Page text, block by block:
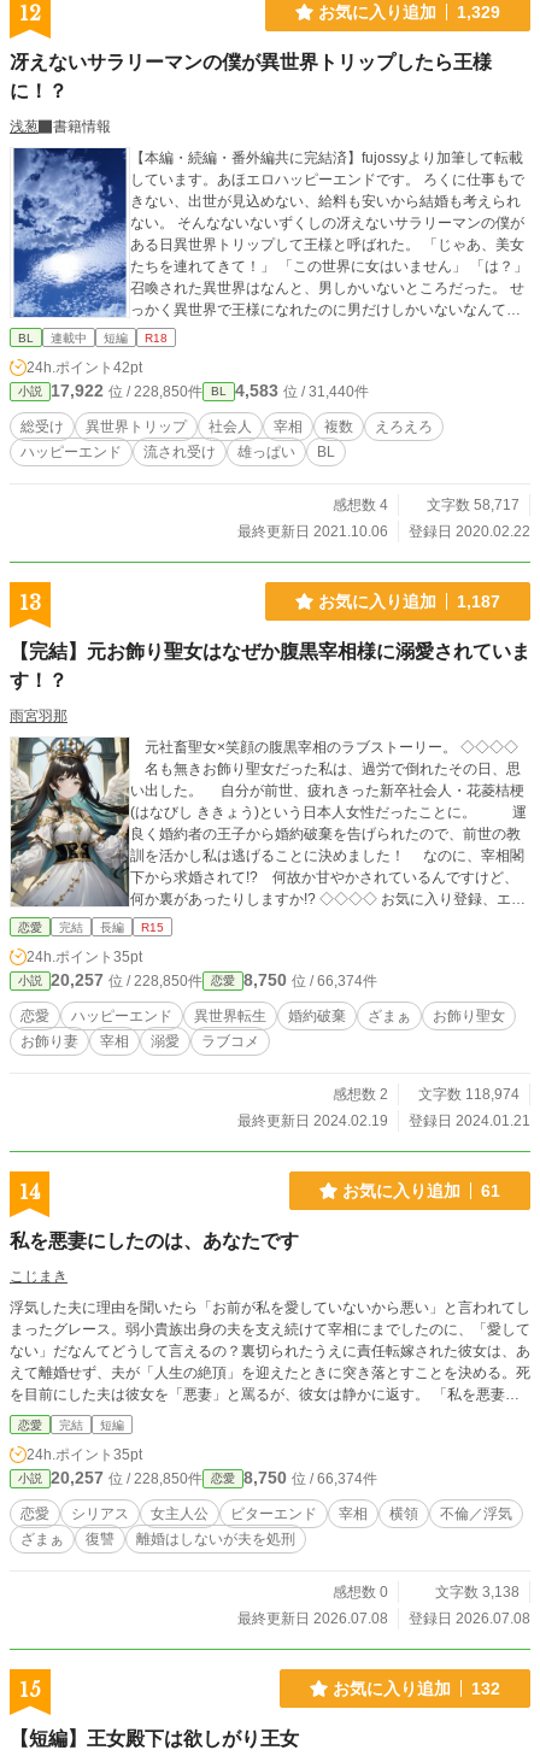
12 お気に入り追加 1,329
冴えないサラリーマンの僕が異世界トリップしたら王様
に！？
浅葱
書籍情報
【本編・続編・番外編共に完結済】fujossyより加筆して転載
しています。あほエロハッピーエンドです。 ろくに仕事もで
きない、出世が見込めない、給料も安いから結婚も考えられ
ない。 そんなないないずくしの冴えないサラリーマンの僕が
ある日異世界トリップして王様と呼ばれた。 「じゃあ、美女
たちを連れてきて！」 「この世界に女はいません」 「は？」
召喚された異世界はなんと、男しかいないところだった。 せ
っかく異世界で王様になれたのに男だけしかいないなんてあ
んまりだ！ しかし30歳すぎても童貞だと知られたら「天使」
主義のラブエロ異世界トリップ。というかもう本当にあほエ
ロです。 （主人公にとって）ハッピーエンドです。 続編以降
はアルファポリス限定です。 おっぱいが出ます。 6/11 天使
さまの生態についてfujossyに設定を載せましたー。「天使さ
まの愛で方」https://fujossy.jp/books/17868
BL 連載中 短編 R18
24h.ポイント 42pt
小説 17,922 位 / 228,850件 BL 4,583 位 / 31,440件
総受け 異世界トリップ 社会人 宰相 複数
えろえろ
ハッピーエンド
流され受け 雄っぱい BL
感想数 4
文字数 58,717
最終更新日 2021.10.06
登録日 2020.02.22
13 お気に入り追加 1,187
【完結】元お飾り聖女はなぜか腹黒宰相様に溺愛されていま
す！？
雨宮羽那
元社畜聖女×笑顔の腹黒宰相のラブストーリー。 ◇◇◇◇
名も無きお飾り聖女だった私は、過労で倒れたその日、思
い出した。 自分が前世、疲れきった新卒社会人・花菱桔梗
(はなびし ききょう)という日本人女性だったことに。 運
良く婚約者の王子から婚約破棄を告げられたので、前世の教
訓を活かし私は逃げることに決めました！ なのに、宰相閣
下から求婚されて!? 何故か甘やかされているんですけど、
何か裏があったりしますか!? ◇◇◇◇ お気に入り登録、エー
ルありがとうございます♡ ※ざまぁはゆっくりじわじわと進
ム」様にも掲載しております。 ※小説内容にはAI不使用で
す。 ※この作品はフィクションです。特定の政治思想を肯定
または否定するものではありません(_ _*))
恋愛 完結 長編 R15
24h.ポイント 35pt
小説 20,257 位 / 228,850件 恋愛 8,750 位 / 66,374件
恋愛 ハッピーエンド 異世界転生 婚約破棄 ざまぁ
お飾り聖女
お飾り妻
宰相 溺愛 ラブコメ
感想数 2
文字数 118,974
最終更新日 2024.02.19
登録日 2024.01.21
14 お気に入り追加 61
私を悪妻にしたのは、あなたです
こじまき
浮気した夫に理由を聞いたら「お前が私を愛していないから悪い」と言われてし
まったグレース。弱小貴族出身の夫を支え続けて宰相にまでしたのに、「愛して
ない」だなんてどうして言えるの？裏切られたうえに責任転嫁された彼女は、あ
えて離婚せず、夫が「人生の絶頂」を迎えたときに突き落とすことを決める。死
を目前にした夫は彼女を「悪妻」と罵るが、彼女は静かに返す。 「私を悪妻に
したのは、あなたです」 ※小説家になろうにも投稿しています。
恋愛 完結 短編
24h.ポイント 35pt
小説 20,257 位 / 228,850件 恋愛 8,750 位 / 66,374件
恋愛 シリアス 女主人公 ビターエンド 宰相 横領
不倫／浮気
ざまぁ
復讐 離婚はしないが夫を処刑
感想数 0
文字数 3,138
最終更新日 2026.07.08
登録日 2026.07.08
15 お気に入り追加 132
【短編】王女殿下は欲しがり王女